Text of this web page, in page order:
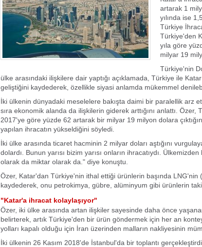
artarak 1
yılında ise
Türkiye
Türkiye'den
yıla göre
milyar 19
Türkiye'nin
ülke arasındaki ilişkilere dair yaptığı açıklamada, Türkiye ile
geliştiğini kaydederek, özellikle siyasi anlamda mükemmel
İki ülkenin dünyadaki meselelere bakışta daimi bir paralellik arz
sıra ekonomik alanda da ilişkilerin giderek arttığını anlattı. Özer,
2017'ye göre yüzde 62 artarak bir milyar 19 milyon dolara
yapılan ihracatın yükseldiğini söyledi.
İki ülke arasında ticaret hacminin 2 milyar doları aştığını
dolardı. Bunun yarısı bizim yarısı onların ihracatıydı.
olarak da miktar olarak da." diye konuştu.
Özer, Katar'dan Türkiye'nin ithal ettiği ürünlerin başında LNG'nin
kaydederek, onu petrokimya, gübre, alüminyum gibi ürünlerin
"Katar'a ihracat kolaylaşıyor"
Özer, iki ülke arasında artan ilişkiler sayesinde daha önce yaşanan
belirterek, artık Türkiye'den bir ürün göndermek için her an
yolları kapalı olduğu için İran üzerinden malların nakliyesinin
İki ülkenin 26 Kasım 2018'de İstanbul'da bir toplantı